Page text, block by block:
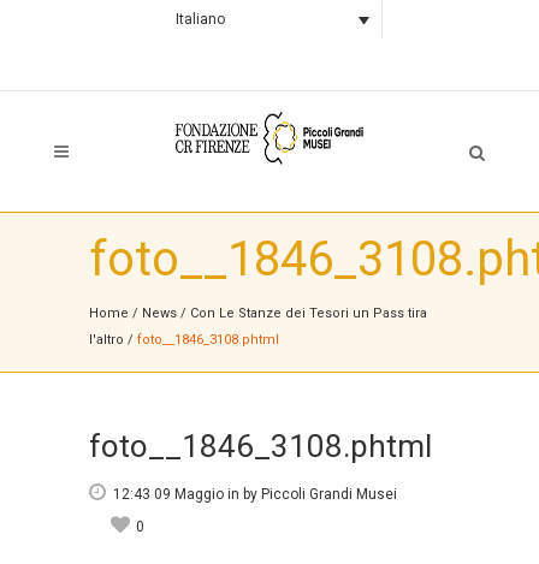
Italiano
Home / News / Con Le Stanze dei Tesori un Pass tira
l'altro / foto__1846_3108.phtml
foto__1846_3108.phtml
12:43 09 Maggio in by Piccoli Grandi Musei
0